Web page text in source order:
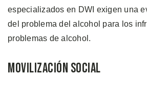
especializados en DWI exigen una
del problema del alcohol para los
problemas de alcohol.
Movilización Social